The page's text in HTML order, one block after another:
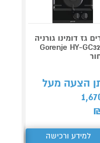
גז דומינו גורניה
Gorenje HY-
הצעה מעל
למידע ורכישה